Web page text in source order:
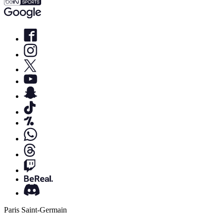
Paris Saint-Germain